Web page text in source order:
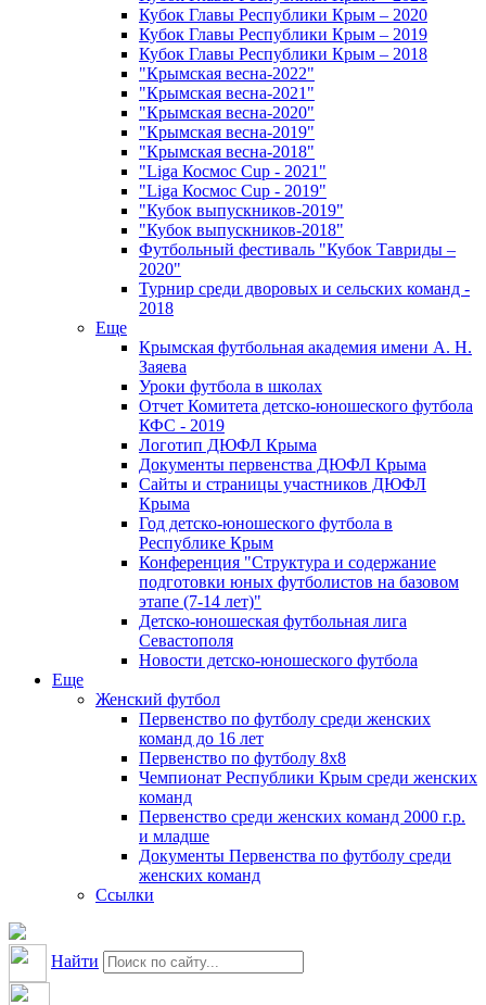
Кубок Главы Республики Крым – 2020
Кубок Главы Республики Крым – 2019
Кубок Главы Республики Крым – 2018
"Крымская весна-2022"
"Крымская весна-2021"
"Крымская весна-2020"
"Крымская весна-2019"
"Крымская весна-2018"
"Liga Космос Cup - 2021"
"Liga Космос Cup - 2019"
"Кубок выпускников-2019"
"Кубок выпускников-2018"
Футбольный фестиваль "Кубок Тавриды –
2020"
Турнир среди дворовых и сельских команд -
2018
Еще
Крымская футбольная академия имени А. Н.
Заяева
Уроки футбола в школах
Отчет Комитета детско-юношеского футбола
КФС - 2019
Логотип ДЮФЛ Крыма
Документы первенства ДЮФЛ Крыма
Сайты и страницы участников ДЮФЛ
Крыма
Год детско-юношеского футбола в
Республике Крым
Конференция "Структура и содержание
подготовки юных футболистов на базовом
этапе (7-14 лет)"
Детско-юношеская футбольная лига
Севастополя
Новости детско-юношеского футбола
Еще
Женский футбол
Первенство по футболу среди женских
команд до 16 лет
Первенство по футболу 8х8
Чемпионат Республики Крым среди женских
команд
Первенство среди женских команд 2000 г.р.
и младше
Документы Первенства по футболу среди
женских команд
Ссылки
Найти